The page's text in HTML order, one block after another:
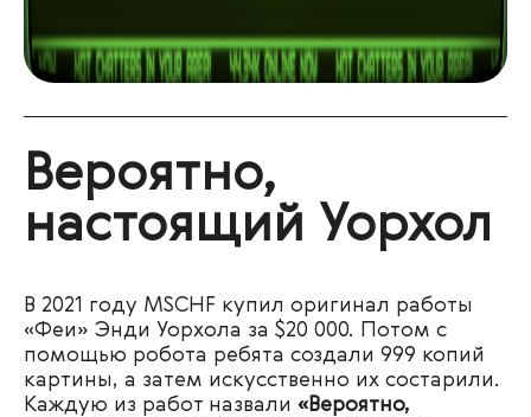
Вероятно,
настоящий Уорхол
В 2021 году MSCHF купил оригинал работы
«Феи» Энди Уорхола за $20 000. Потом с
помощью робота ребята создали 999 копий
картины, а затем искусственно их состарили.
Каждую из работ назвали «Вероятно,